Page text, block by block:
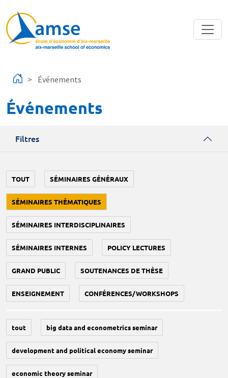
Événements
Événements
Filtres
TOUT SÉMINAIRES GÉNÉRAUX
SÉMINAIRES THÉMATIQUES
SÉMINAIRES INTERDISCIPLINAIRES
SÉMINAIRES INTERNES POLICY LECTURES
GRAND PUBLIC SOUTENANCES DE THÈSE
ENSEIGNEMENT CONFÉRENCES/WORKSHOPS
tout big data and econometrics seminar
development and political economy seminar
economic theory seminar